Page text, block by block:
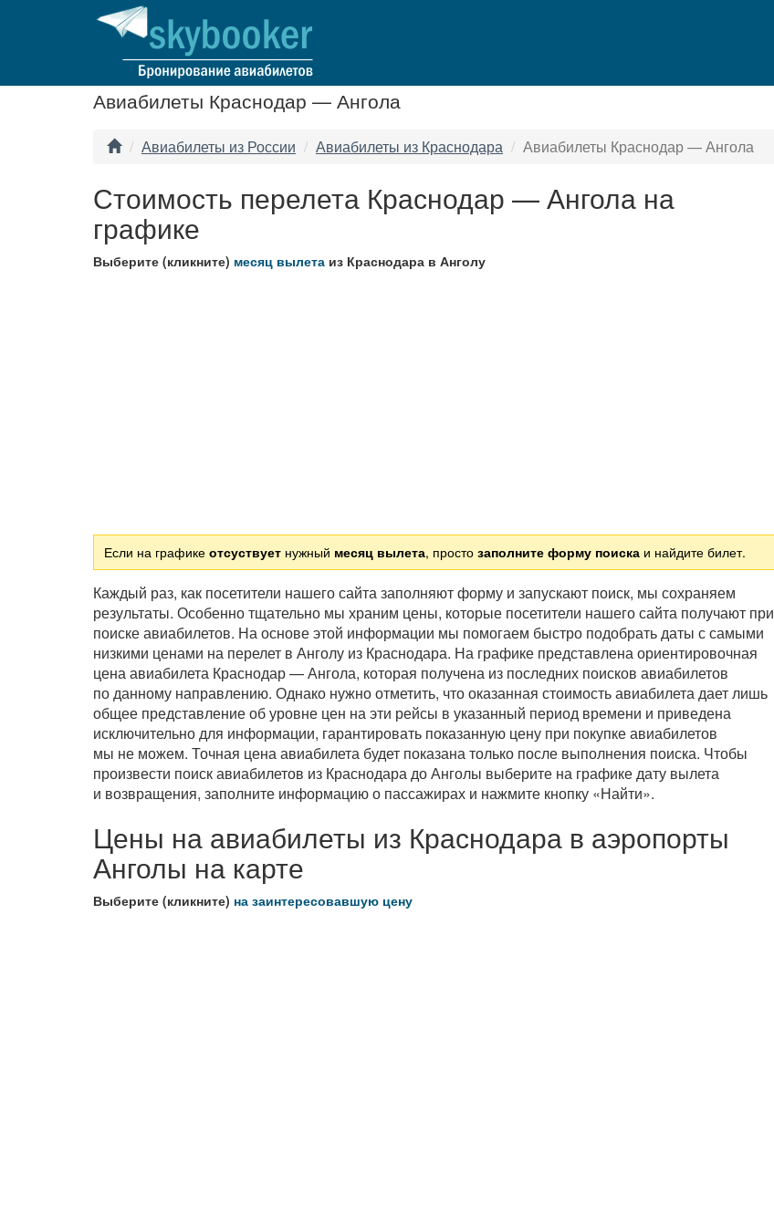
Авиабилеты Краснодар — Ангола
Авиабилеты из России Авиабилеты из Краснодара Авиабилеты Краснодар — Ангола
Стоимость перелета Краснодар — Ангола на
графике
Выберите (кликните) месяц вылета из Краснодара в Анголу
Если на графикеотсуствует нужный месяц вылета, простозаполните форму поиска и найдите билет.
Каждый раз, как посетители нашего сайта заполняют форму и запускают поиск, мы сохраняем
результаты. Особенно тщательно мы храним цены, которые посетители нашего сайта получают при
поиске авиабилетов. На основе этой информации мы помогаем быстро подобрать даты с самыми
низкими ценами на перелет в Анголу из Краснодара. На графике представлена ориентировочная
цена авиабилета Краснодар — Ангола, которая получена из последних поисков авиабилетов
по данному направлению. Однако нужно отметить, что оказанная стоимость авиабилета дает лишь
общее представление об уровне цен на эти рейсы в указанный период времени и приведена
исключительно для информации, гарантировать показанную цену при покупке авиабилетов
мы не можем. Точная цена авиабилета будет показана только после выполнения поиска. Чтобы
произвести поиск авиабилетов из Краснодара до Анголы выберите на графике дату вылета
и возвращения, заполните информацию о пассажирах и нажмите кнопку «Найти».
Цены на авиабилеты из Краснодара в аэропорты
Анголы на карте
Выберите (кликните) на заинтересовавшую цену